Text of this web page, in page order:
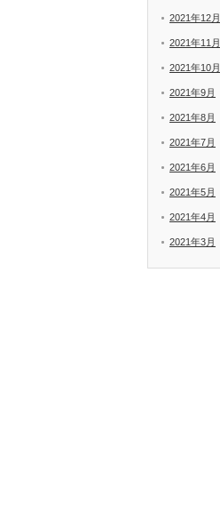
2021年12月
2021年11月
2021年10月
2021年9月
2021年8月
2021年7月
2021年6月
2021年5月
2021年4月
2021年3月